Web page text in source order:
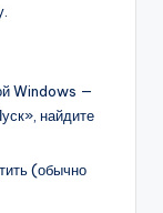
Windows —
найдите
(обычно